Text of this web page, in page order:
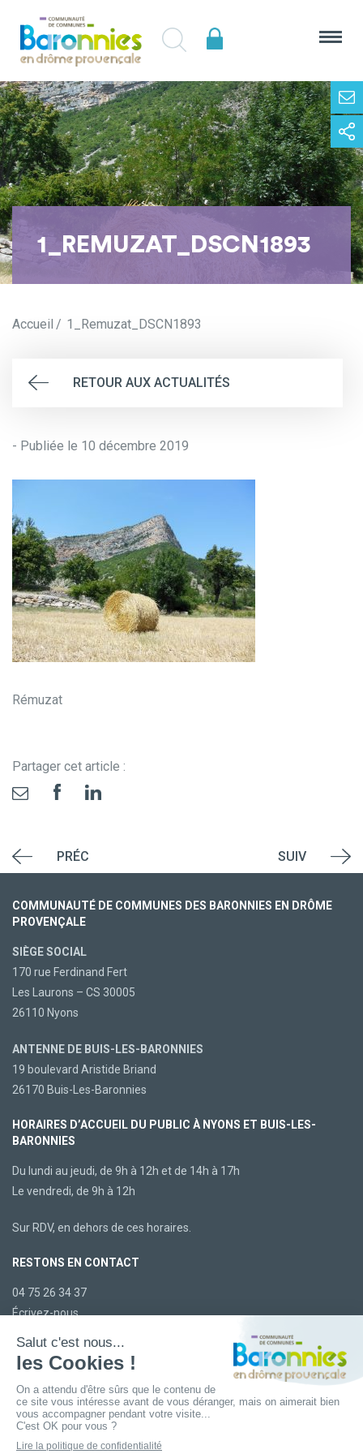
1_REMUZAT_DSCN1893
Accueil 1_Remuzat_DSCN1893
RETOUR AUX ACTUALITÉS
- Publiée le 10 décembre 2019
Rémuzat
Partager cet article :
PRÉC SUIV
COMMUNAUTÉ DE COMMUNES DES BARONNIES EN DRÔME
PROVENÇALE
SIÈGE SOCIAL
170 rue Ferdinand Fert
Les Laurons – CS 30005
26110 Nyons
ANTENNE DE BUIS-LES-BARONNIES
19 boulevard Aristide Briand
26170 Buis-Les-Baronnies
HORAIRES D’ACCUEIL DU PUBLIC À NYONS ET BUIS-LES-
BARONNIES
Du lundi au jeudi, de 9h à 12h et de 14h à 17h
Le vendredi, de 9h à 12h
Sur RDV, en dehors de ces horaires.
RESTONS EN CONTACT
04 75 26 34 37
Écrivez-nous
LA CCBDP
Plan du site
Mentions légales